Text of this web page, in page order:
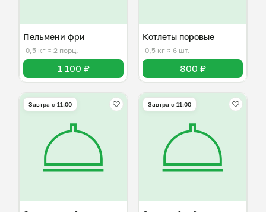
Пельмени фри
0,5 кг ≈ 2 порц.
1 100 ₽
Котлеты поровые
0,5 кг ≈ 6 шт.
800 ₽
Завтра c 11:00 Завтра c 11:00